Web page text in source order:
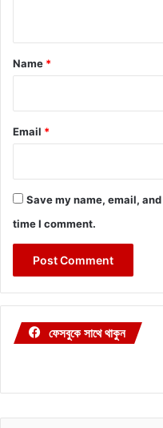
*
Name *
Email *
Save my name, email,
time I comment.
ফেসবুকে সাথে থাকুন